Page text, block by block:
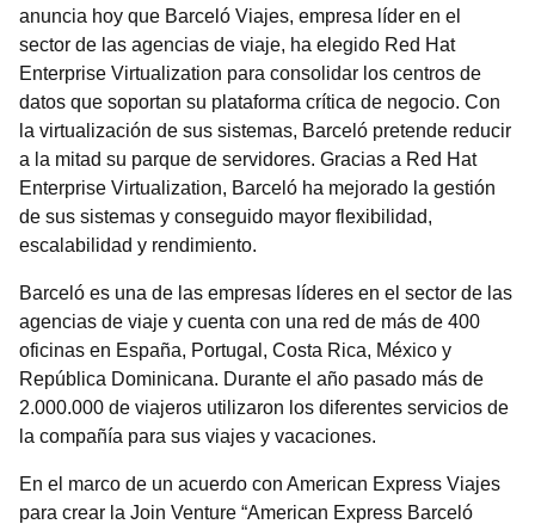
anuncia hoy que Barceló Viajes, empresa líder en el
sector de las agencias de viaje, ha elegido Red Hat
Enterprise Virtualization para consolidar los centros de
datos que soportan su plataforma crítica de negocio. Con
la virtualización de sus sistemas, Barceló pretende reducir
a la mitad su parque de servidores. Gracias a Red Hat
Enterprise Virtualization, Barceló ha mejorado la gestión
de sus sistemas y conseguido mayor flexibilidad,
escalabilidad y rendimiento.
Barceló es una de las empresas líderes en el sector de las
agencias de viaje y cuenta con una red de más de 400
oficinas en España, Portugal, Costa Rica, México y
República Dominicana. Durante el año pasado más de
2.000.000 de viajeros utilizaron los diferentes servicios de
la compañía para sus viajes y vacaciones.
En el marco de un acuerdo con American Express Viajes
para crear la Join Venture “American Express Barceló